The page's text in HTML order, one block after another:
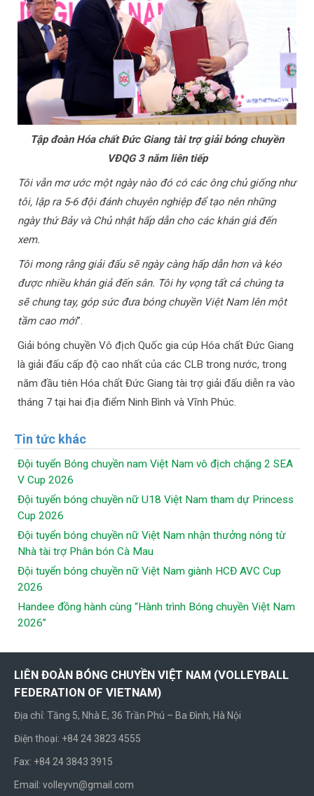
Tập đoàn Hóa chất Đức Giang tài trợ giải bóng chuyền
VĐQG 3 năm liên tiếp
Tôi vẫn mơ ước một ngày nào đó có các ông chủ giống như
tôi, lập ra 5-6 đội đánh chuyên nghiệp để tạo nên những
ngày thứ Bảy và Chủ nhật hấp dẫn cho các khán giả đến
xem.
Tôi mong rằng giải đấu sẽ ngày càng hấp dẫn hơn và kéo
được nhiều khán giả đến sân. Tôi hy vọng tất cả chúng ta
sẽ chung tay, góp sức đưa bóng chuyền Việt Nam lên một
tầm cao mới”.
Giải bóng chuyền Vô địch Quốc gia cúp Hóa chất Đức Giang
là giải đấu cấp độ cao nhất của các CLB trong nước, trong
năm đầu tiên Hóa chất Đức Giang tài trợ giải đấu diễn ra vào
tháng 7 tại hai địa điểm Ninh Bình và Vĩnh Phúc.
Tin tức khác
Đội tuyển Bóng chuyền nam Việt Nam vô địch chặng 2 SEA
V Cup 2026
Đội tuyển bóng chuyền nữ U18 Việt Nam tham dự Princess
Cup 2026
Đội tuyển bóng chuyền nữ Việt Nam nhận thưởng nóng từ
Nhà tài trợ Phân bón Cà Mau
Đội tuyển bóng chuyền nữ Việt Nam giành HCĐ AVC Cup
2026
Handee đồng hành cùng “Hành trình Bóng chuyền Việt Nam
2026”
LIÊN ĐOÀN BÓNG CHUYỀN VIỆT NAM (VOLLEYBALL
FEDERATION OF VIETNAM)
Địa chỉ: Tầng 5, Nhà E, 36 Trần Phú – Ba Đình, Hà Nội
Điện thoại: +84 24 3823 4555
Fax: +84 24 3843 3915
Email: volleyvn@gmail.com